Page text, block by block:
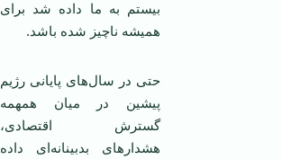
بیستم به ما داده شد برای
همیشه ناچیز شده باشد.
حتی در سال‌های پایانی رژیم
پیشین در میان همهمه
گسترش اقتصادی،
هشدارهای بدبینانه‌ای داده